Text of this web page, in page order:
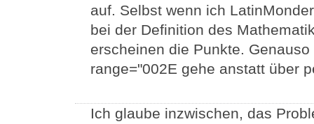
auf. Selbst wenn ich
bei der Definition des
erscheinen die Punkte.
range="002E gehe anstatt über
Ich glaube inzwischen, das